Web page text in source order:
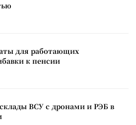
для работающих
к пенсии
ВСУ с дронами и РЭБ в